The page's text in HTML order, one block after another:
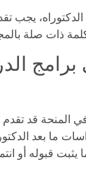
يجب
المنحة قد
ما بعد
يثبت قبوله أو